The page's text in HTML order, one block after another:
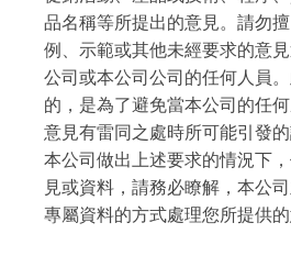
品名稱等所提出的意見。請勿
例、示範或其他未經要求的意
公司或本公司公司的任何人員
的，是為了避免當本公司的任
意見有雷同之處時所可能引發
本公司做出上述要求的情況下
見或資料，請務必瞭解，本公
專屬資料的方式處理您所提供的